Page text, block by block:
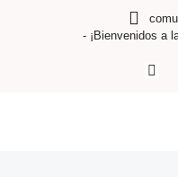
- ¡Bienvenidos a